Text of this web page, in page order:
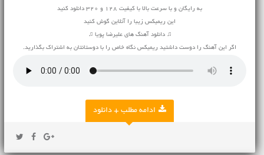
به رایگان و با سرعت بالا با کیفیت 128 و 320 دانلود کنید
این ریمیکس زیبا را آنلاین گوش کنید
♫ دانلود آهنگ های علیرضا پویا ♫
اگر این آهنگ را دوست داشتید ریمیکس نگاه خاص را با دوستانتان به اشتراک بگذارید.
ادامه مطلب + دانلود